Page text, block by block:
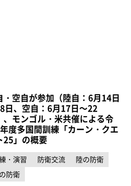
・空自が参加（陸自：6月14日
日、空自：6月17日～22
、モンゴル・米共催による令
度多国間訓練「カーン・クエ
25」の概要
・演習 防衛交流
陸の防衛
防衛